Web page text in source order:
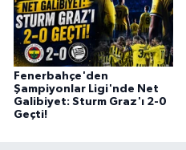
Fenerbahçe'den
Şampiyonlar Ligi'nde Net
Galibiyet: Sturm Graz'ı 2-0
Geçti!